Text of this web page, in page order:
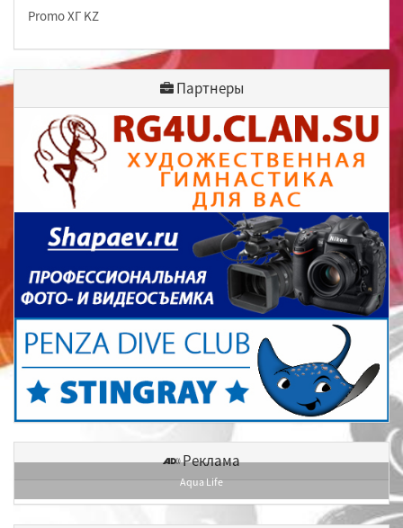
Promo ХГ KZ
Партнеры
Реклама
Aqua Life